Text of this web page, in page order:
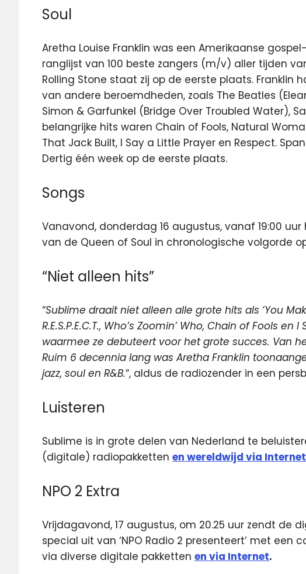
Soul
Aretha Louise Franklin was een Amerikaanse
ranglijst van 100 beste zangers (m/v) aller tijden
Rolling Stone staat zij op de eerste plaats. Franklin
van andere beroemdheden, zoals The Beatles
Simon & Garfunkel (Bridge Over Troubled Water),
belangrijke hits waren Chain of Fools, Natural
That Jack Built, I Say a Little Prayer en Respect.
Dertig één week op de eerste plaats.
Songs
Vanavond, donderdag 16 augustus, vanaf 19:00
van de Queen of Soul in chronologische volgorde
“Niet alleen hits”
“Sublime draait niet alleen alle grote hits als ‘You
R.E.S.P.E.C.T., Who’s Zoomin’ Who, Chain of Fools
waarmee ze debuteert voor het grote succes. Van
Ruim 6 decennia lang was Aretha Franklin
jazz, soul en R&B.“, aldus de radiozender in een
Luisteren
Sublime is in grote delen van Nederland te
(digitale) radiopakketten en wereldwijd via
NPO 2 Extra
Vrijdagavond, 17 augustus, om 20.25 uur zendt de
special uit van ‘NPO Radio 2 presenteert’ met een
via diverse digitale pakketten en via Internet.